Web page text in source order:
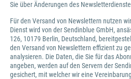
Sie über Änderungen des
Für den Versand von Newslettern nutzen
Dienst wird von der Sendinblue GmbH,
126, 10179 Berlin, Deutschland,
den Versand von Newslettern effizient zu
analysieren. Die Daten, die Sie für das
angeben, werden auf den Servern der
gesichert, mit welcher wir eine